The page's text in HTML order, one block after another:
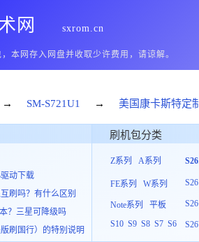
网 sxrom.cn
本网存入网盘并收取少许费用，请谅解。
→ SM-S721U1 → 美国康卡斯特定
动下载
刷吗？有什么区别
？三星可降级吗
刷国行）的特别说明
刷机包分类
Z系列 A系列
FE系列 W系列
Note系列
平板
S10 S9 S8 S7 S6
S26